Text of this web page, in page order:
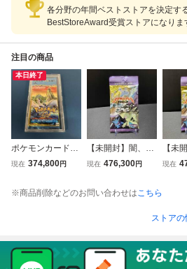
各分野の年間ベストストアを決定す
BestStoreAward受賞ストアになりま
注目の商品
本日終了
ポケモンカードe
拡張パック 第3
現在 374,800円
【未開封】闇、そ
してひかりへ… 1
現在 476,300円
【未
して
現在
※商品削除などのお問い合わせはこちら
ストアの